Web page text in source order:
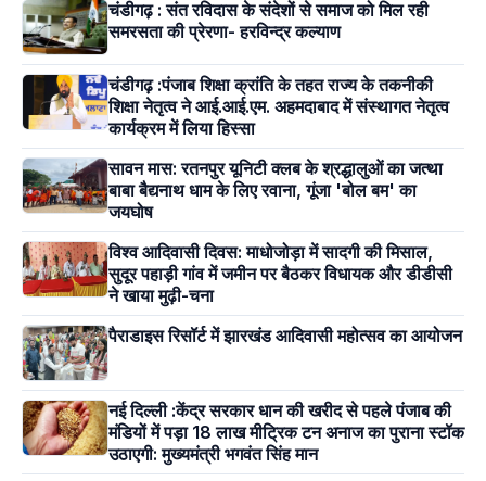
चंडीगढ़ : संत रविदास के संदेशों से समाज को मिल रही
समरसता की प्रेरणा- हरविन्द्र कल्याण
चंडीगढ़ :पंजाब शिक्षा क्रांति के तहत राज्य के तकनीकी
शिक्षा नेतृत्व ने आई.आई.एम. अहमदाबाद में संस्थागत नेतृत्व
कार्यक्रम में लिया हिस्सा
सावन मास: रतनपुर यूनिटी क्लब के श्रद्धालुओं का जत्था
बाबा बैद्यनाथ धाम के लिए रवाना, गूंजा 'बोल बम' का
जयघोष
विश्व आदिवासी दिवस: माधोजोड़ा में सादगी की मिसाल,
सुदूर पहाड़ी गांव में जमीन पर बैठकर विधायक और डीडीसी
ने खाया मुढ़ी-चना
पैराडाइस रिसॉर्ट में झारखंड आदिवासी महोत्सव का आयोजन
नई दिल्ली :केंद्र सरकार धान की खरीद से पहले पंजाब की
मंडियों में पड़ा 18 लाख मीट्रिक टन अनाज का पुराना स्टॉक
उठाएगी: मुख्यमंत्री भगवंत सिंह मान